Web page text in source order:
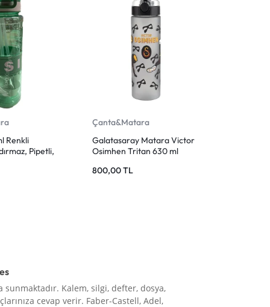
Renkli
Pipetli,
Çanta&Matara
Galatasaray Matara Victor
Osimhen Tritan 630 ml
800,00TL
Kalem, silgi, defter, dosya,
cevap verir. Faber-Castell, Adel,